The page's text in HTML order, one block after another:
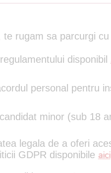
rugam sa parcurgi
disponibil
personal pentru
minor (sub 18
legala de a oferi
GDPR disponibile aici